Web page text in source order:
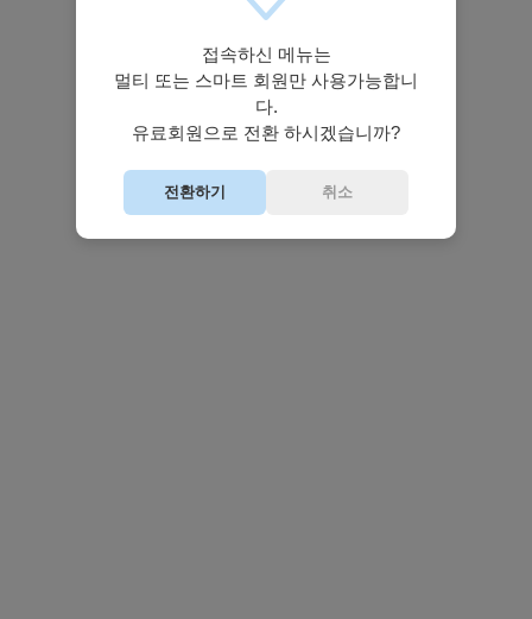
접속하신 메뉴는
멀티 또는 스마트 회원만 사용가능합니
다.
유료회원으로 전환 하시겠습니까?
전환하기 취소